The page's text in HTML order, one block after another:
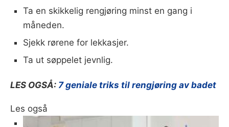
Ta en skikkelig rengjøring minst en gang i
måneden.
Sjekk rørene for lekkasjer.
Ta ut søppelet jevnlig.
LES OGSÅ: 7 geniale triks til rengjøring av badet
Les også